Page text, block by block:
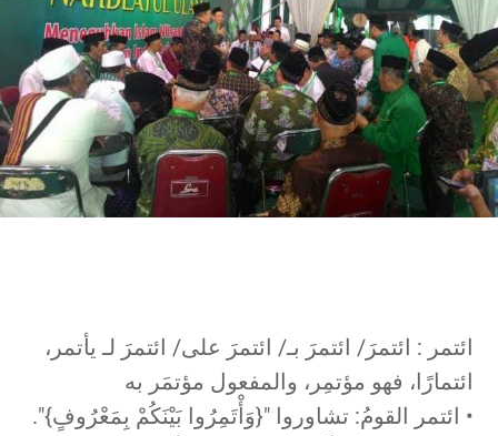
ائتمر : ائتمرَ/ ائتمرَ بـ/ ائتمرَ على/ ائتمرَ لـ يأتمر،
ائتمارًا، فهو مؤتمِر، والمفعول مؤتمَر به
• ائتمر القومُ: تشاوروا "{وَأْتَمِرُوا بَيْنَكُمْ بِمَعْرُوفٍ}".